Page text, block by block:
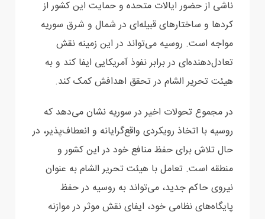
‏ناشی از حضور ایالات متحده و حمایت این کشور از
کردها و ساختارهای قبیله‌ای در شمال و شرق سوریه
‏مواجه است. روسیه می‌تواند در این زمینه نقش
تعادل‌دهنده‌ای در برابر نفوذ آمریکایی ایفا کند و به
هیئت ‏تحریر الشام در تحقق اهدافش کمک کند‎.‎
در مجموع تحولات اخیر در سوریه نشان می‌دهد که
روسیه با اتخاذ رویکردی واقع‌گرایانه و انعطاف‌پذیر، در
‏حال تلاش برای حفظ منافع خود در این کشور و
منطقه است. تعامل با هیئت تحریر الشام به عنوان
نیروی ‏حاکم جدید، می‌تواند به روسیه در حفظ
پایگاه‌های نظامی خود، ایفای نقش موثر در موازنه